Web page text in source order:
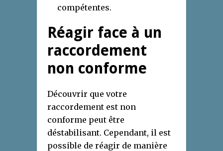
compétentes.
Réagir face à un
raccordement
non conforme
Découvrir que votre
raccordement est non
conforme peut être
déstabilisant. Cependant, il est
possible de réagir de manière